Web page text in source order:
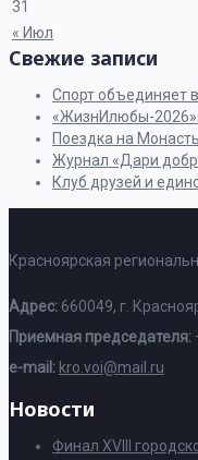
« Июл
31
Свежие записи
Спорт объединяет
«ЖизнИлюбы-
Поездка на
Журнал «Дари
Клуб друзей и
Красноярская
Адрес: 660049, г.
Приемная председателя:
e-mail: kro.voi@mail.ru
Новости
Финал XVIII